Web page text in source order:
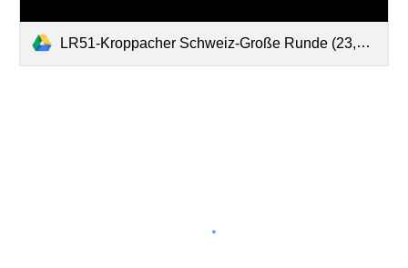
LR51-Kroppacher Schweiz-Große Runde (23,5).pdf